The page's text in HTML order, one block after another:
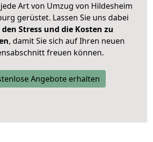
Art von Umzug von Hildesheim
gerüstet. Lassen Sie uns dabei
den Stress und die Kosten zu
, damit Sie sich auf Ihren neuen
freuen können.
Angebote erhalten